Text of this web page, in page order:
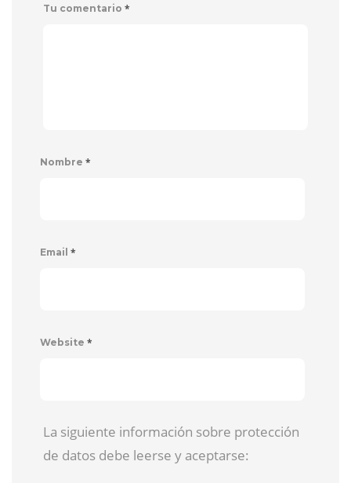
Tu comentario *
Nombre *
Email *
Website *
La siguiente información sobre protección
de datos debe leerse y aceptarse: